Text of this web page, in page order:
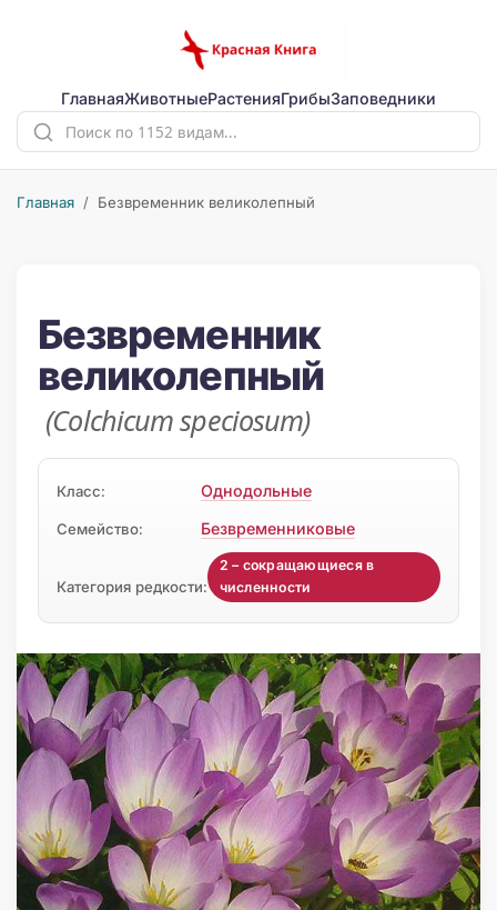
ГлавнаяЖивотныеРастенияГрибыЗаповедники
Главная / Безвременник великолепный
Безвременник
великолепный
(Colchicum speciosum)
Класс: Однодольные
Семейство: Безвременниковые
Категория редкости:
2 – сокращающиеся в
численности